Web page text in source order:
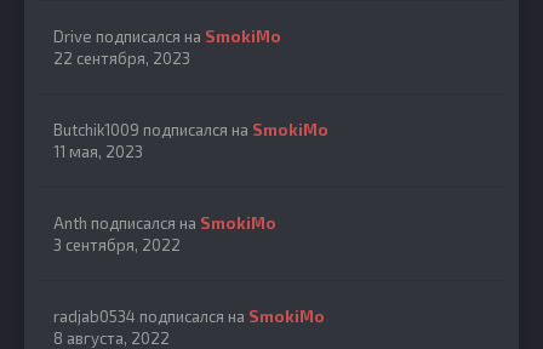
Drive подписался на SmokiMo
22 сентября, 2023
Butchik1009 подписался на SmokiMo
11 мая, 2023
Anth подписался на SmokiMo
3 сентября, 2022
radjab0534 подписался на SmokiMo
8 августа, 2022